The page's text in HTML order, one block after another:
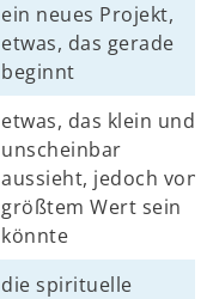
ein neues Projekt,
etwas, das gerade
beginnt
etwas, das klein und
unscheinbar
aussieht, jedoch von
größtem Wert sein
könnte
die spirituelle